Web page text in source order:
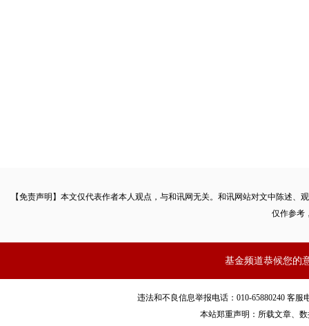
【免责声明】本文仅代表作者本人观点，与和讯网无关。和讯网站对文中陈述
仅作参考
基金频道恭候您的
违法和不良信息举报电话：010-65880240 客服
本站郑重声明：所载文章、